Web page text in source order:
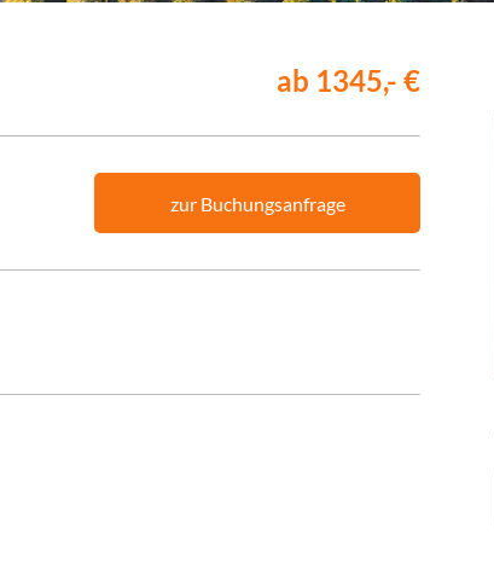
ab 1345,- €
zur Buchungsanfrage